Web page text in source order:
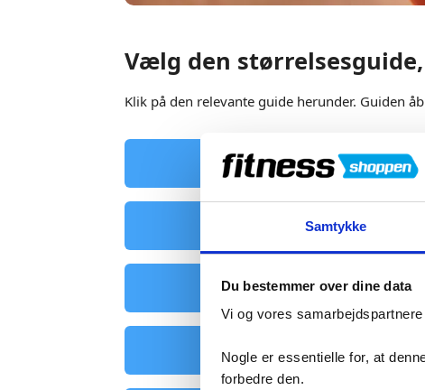
Samtykke
Du bestemmer over dine data
Vi og vores
Nogle er essentielle for, at
forbedre den.
Vælg den
Klik på den relevante guide herunder. Guiden
Beklædning
Boksehandsker
Diadora Træningstøj